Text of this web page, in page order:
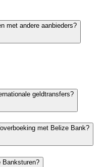
met andere aanbieders?
geldtransfers?
met Belize Bank?
Banksturen?